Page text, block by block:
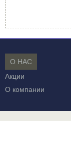
О НАС
Акции
О компании